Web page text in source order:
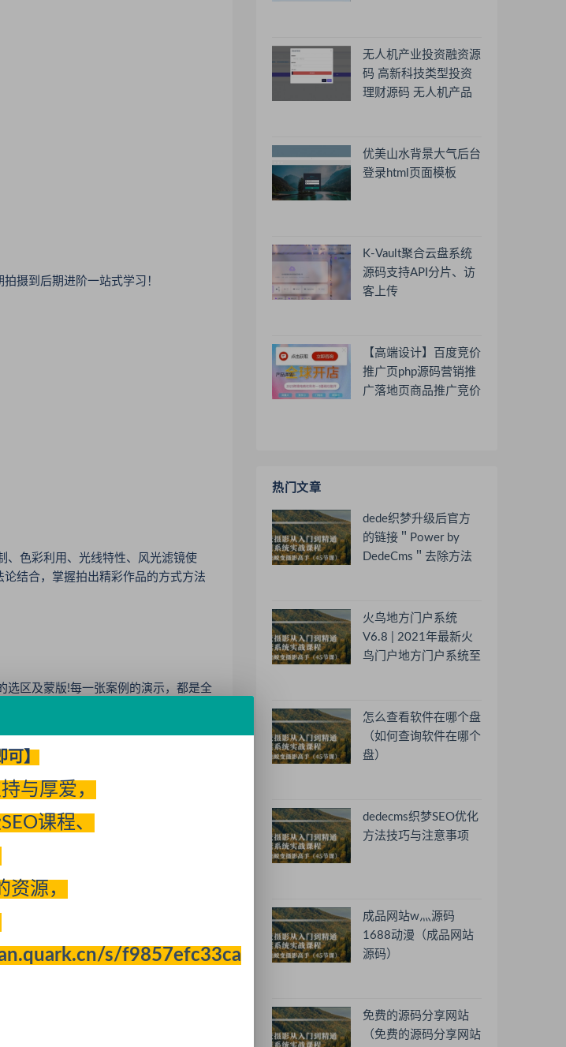
摄到后期进阶一站式学习！
、色彩利用、光线特性、风光滤镜使
结合，掌握拍出精彩作品的方式方法
选区及蒙版!每一张案例的演示，都是全
为目的理解和使用工具，树立科学完
图没有思路
无人机产业投资融资源
码 高新科技类型投资
理财源码 无人机产品
优美山水背景大气后台
登录html页面模板
K-Vault聚合云盘系统
源码支持API分片、访
客上传
【高端设计】百度竞价
推广页php源码营销推
广落地页商品推广竞价
热门文章
dede织梦升级后官方
的链接＂Power by
DedeCms＂去除方法
火鸟地方门户系统
V6.8 | 2021年最新火
鸟门户地方门户系统至
怎么查看软件在哪个盘
（如何查询软件在哪个
盘）
dedecms织梦SEO优化
方法技巧与注意事项
成品网站w灬源码
1688动漫（成品网站
源码）
免费的源码分享网站
（免费的源码分享网站
】
与厚爱，
课程、
源，
s/f9857efc33ca